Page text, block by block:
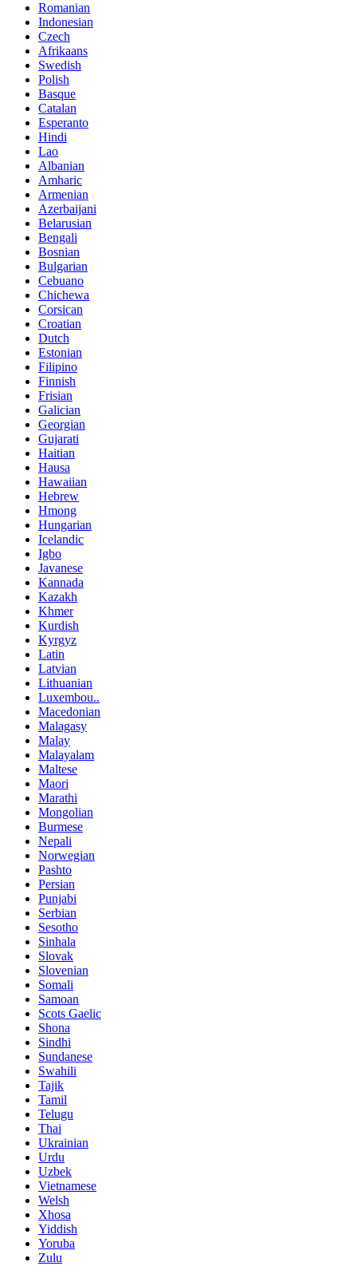
Romanian
Indonesian
Czech
Afrikaans
Swedish
Polish
Basque
Catalan
Esperanto
Hindi
Lao
Albanian
Amharic
Armenian
Azerbaijani
Belarusian
Bengali
Bosnian
Bulgarian
Cebuano
Chichewa
Corsican
Croatian
Dutch
Estonian
Filipino
Finnish
Frisian
Galician
Georgian
Gujarati
Haitian
Hausa
Hawaiian
Hebrew
Hmong
Hungarian
Icelandic
Igbo
Javanese
Kannada
Kazakh
Khmer
Kurdish
Kyrgyz
Latin
Latvian
Lithuanian
Luxembou..
Macedonian
Malagasy
Malay
Malayalam
Maltese
Maori
Marathi
Mongolian
Burmese
Nepali
Norwegian
Pashto
Persian
Punjabi
Serbian
Sesotho
Sinhala
Slovak
Slovenian
Somali
Samoan
Scots Gaelic
Shona
Sindhi
Sundanese
Swahili
Tajik
Tamil
Telugu
Thai
Ukrainian
Urdu
Uzbek
Vietnamese
Welsh
Xhosa
Yiddish
Yoruba
Zulu